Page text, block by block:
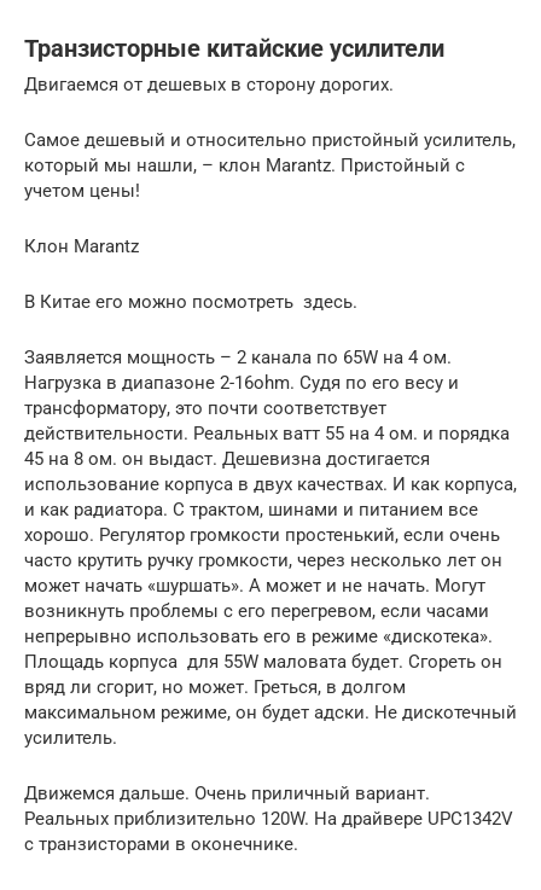
Транзисторные китайские усилители
Двигаемся от дешевых в сторону дорогих.
Самое дешевый и относительно пристойный усилитель,
который мы нашли, – клон Marantz. Пристойный с
учетом цены!
Клон Marantz
В Китае его можно посмотреть здесь.
Заявляется мощность – 2 канала по 65W на 4 ом.
Нагрузка в диапазоне 2-16ohm. Судя по его весу и
трансформатору, это почти соответствует
действительности. Реальных ватт 55 на 4 ом. и порядка
45 на 8 ом. он выдаст. Дешевизна достигается
использование корпуса в двух качествах. И как корпуса,
и как радиатора. С трактом, шинами и питанием все
хорошо. Регулятор громкости простенький, если очень
часто крутить ручку громкости, через несколько лет он
может начать «шуршать». А может и не начать. Могут
возникнуть проблемы с его перегревом, если часами
непрерывно использовать его в режиме «дискотека».
Площадь корпуса для 55W маловата будет. Сгореть он
вряд ли сгорит, но может. Греться, в долгом
максимальном режиме, он будет адски. Не дискотечный
усилитель.
Движемся дальше. Очень приличный вариант.
Реальных приблизительно 120W. На драйвере UPC1342V
с транзисторами в оконечнике.